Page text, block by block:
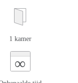
1 kamer
∞